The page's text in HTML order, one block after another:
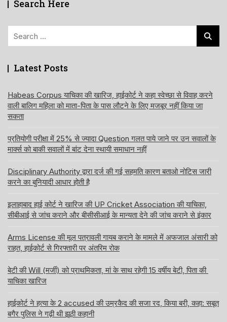
Search Here
Latest Posts
Habeas Corpus याचिका की खारिज, हाईकोर्ट ने कहा स्वेच्छा से विवाह करने
वाली बालिग महिला को माता-पिता के पास लौटने के लिए मजबूर नहीं किया जा
सकता
प्रतियोगी परीक्षा में 25% से ज्यादा Question गलत पाये जाने पर उन सवालों के
मार्क्स को बाकी सवालों में बांट देना स्थायी समाधान नहीं
Disciplinary Authority द्वारा दर्ज की गई सहमति कारण बताओ नोटिस जारी
करने का बुनियादी आधार होती है
इलाहाबाद हाई कोर्ट ने खारिज की UP Cricket Association की याचिका,
सीबीआई से जांच कराने और बीसीसीआई के मान्यता देने की जांच कराने से इंकार
Arms License की मूल पत्रावली गायब कराने के मामले में अफजाल अंसारी को
राहत, हाईकोर्ट से गिरफ्तारी पर अंतरिम रोक
बेटी की Will (मर्जी) को प्राथमिकता, मां के साथ रहेगी 15 वर्षीय बेटी, पिता की
याचिका खारिज
हाईकोर्ट ने हत्या के 2 accused की उम्रकैद की सजा रद, किया बरी, कहा: सबूत
बगैर पुलिस ने गढ़ी थी झूठी कहानी